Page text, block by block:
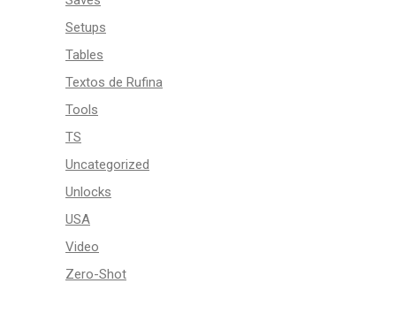
Setups
Tables
Textos de Rufina
Tools
TS
Uncategorized
Unlocks
USA
Video
Zero-Shot